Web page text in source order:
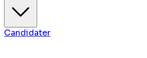
Candidater